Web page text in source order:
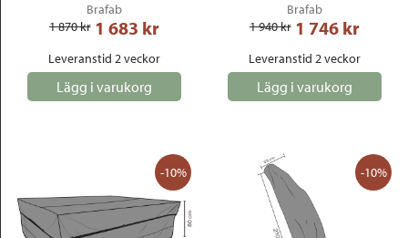
Brafab
1 870 kr 1 683 kr
Leveranstid 2 veckor
Lägg i varukorg
Brafab
1 940 kr 1 746 kr
Leveranstid 2 veckor
Lägg i varukorg
-10% -10%